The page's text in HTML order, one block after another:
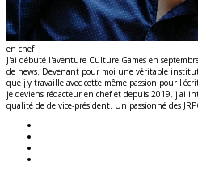
en chef
J'ai débuté l'aventure Culture Games en
de news. Devenant pour moi une véritable
que j'y travaille avec cette même passion pour
je deviens rédacteur en chef et depuis 2019, j'ai
qualité de de vice-président. Un passionné des